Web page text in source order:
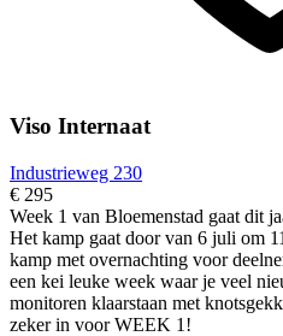
Viso Internaat
Industrieweg 230
€ 295
Week 1 van Bloemenstad gaat dit
Het kamp gaat door van 6 juli om
kamp met overnachting voor
een kei leuke week waar je veel
monitoren klaarstaan met
zeker in voor WEEK 1!